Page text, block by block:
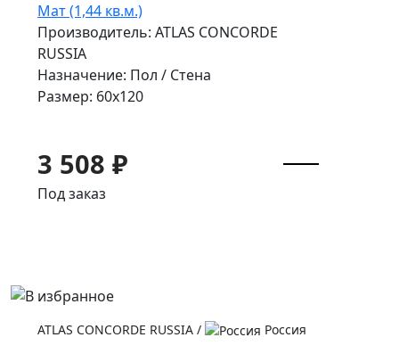
Мат (1,44 кв.м.)
Производитель: ATLAS CONCORDE
RUSSIA
Назначение: Пол / Стена
Размер: 60x120
3 508 ₽
Под заказ
ATLAS CONCORDE RUSSIA / Россия